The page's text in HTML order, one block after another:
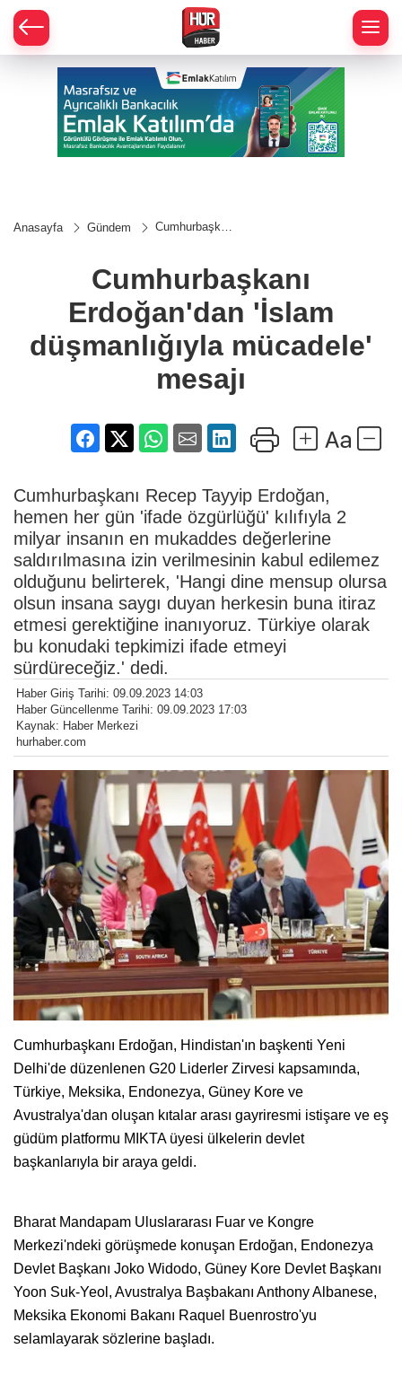
Anasayfa Gündem
Cumhurbaşkanı
düşmanlığıyla
mücadele'
Cumhurbaşkanı
Erdoğan'dan 'İslam
düşmanlığıyla mücadele'
mesajı
Cumhurbaşkanı Recep Tayyip Erdoğan,
hemen her gün 'ifade özgürlüğü' kılıfıyla 2
milyar insanın en mukaddes değerlerine
saldırılmasına izin verilmesinin kabul edilemez
olduğunu belirterek, 'Hangi dine mensup olursa
olsun insana saygı duyan herkesin buna itiraz
etmesi gerektiğine inanıyoruz. Türkiye olarak
bu konudaki tepkimizi ifade etmeyi
sürdüreceğiz.' dedi.
Haber Giriş Tarihi: 09.09.2023 14:03
Haber Güncellenme Tarihi: 09.09.2023 17:03
Kaynak: Haber Merkezi
hurhaber.com
Cumhurbaşkanı Erdoğan, Hindistan'ın başkenti Yeni
Delhi'de düzenlenen G20 Liderler Zirvesi kapsamında,
Türkiye, Meksika, Endonezya, Güney Kore ve
Avustralya'dan oluşan kıtalar arası gayriresmi istişare ve eş
güdüm platformu MIKTA üyesi ülkelerin devlet
başkanlarıyla bir araya geldi.
Bharat Mandapam Uluslararası Fuar ve Kongre
Merkezi'ndeki görüşmede konuşan Erdoğan, Endonezya
Devlet Başkanı Joko Widodo, Güney Kore Devlet Başkanı
Yoon Suk-Yeol, Avustralya Başbakanı Anthony Albanese,
Meksika Ekonomi Bakanı Raquel Buenrostro'yu
selamlayarak sözlerine başladı.